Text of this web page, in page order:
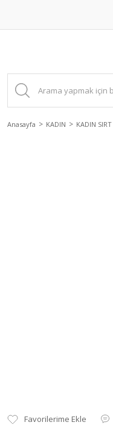
Anasayfa KADIN KADIN